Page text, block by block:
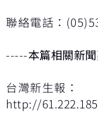
聯絡電話：
-----本篇相關新
台灣新生報：
http://